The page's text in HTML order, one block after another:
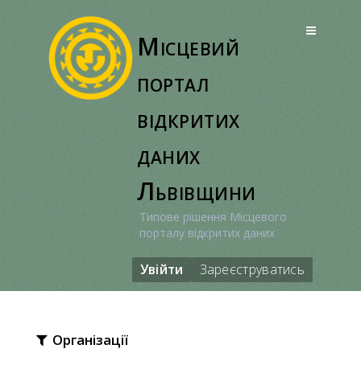
Місцевий
портал
відкритих
даних
Львівщини
Типове рішення Місцевого
порталу відкритих даних
Увійти Зареєструватись
Організації